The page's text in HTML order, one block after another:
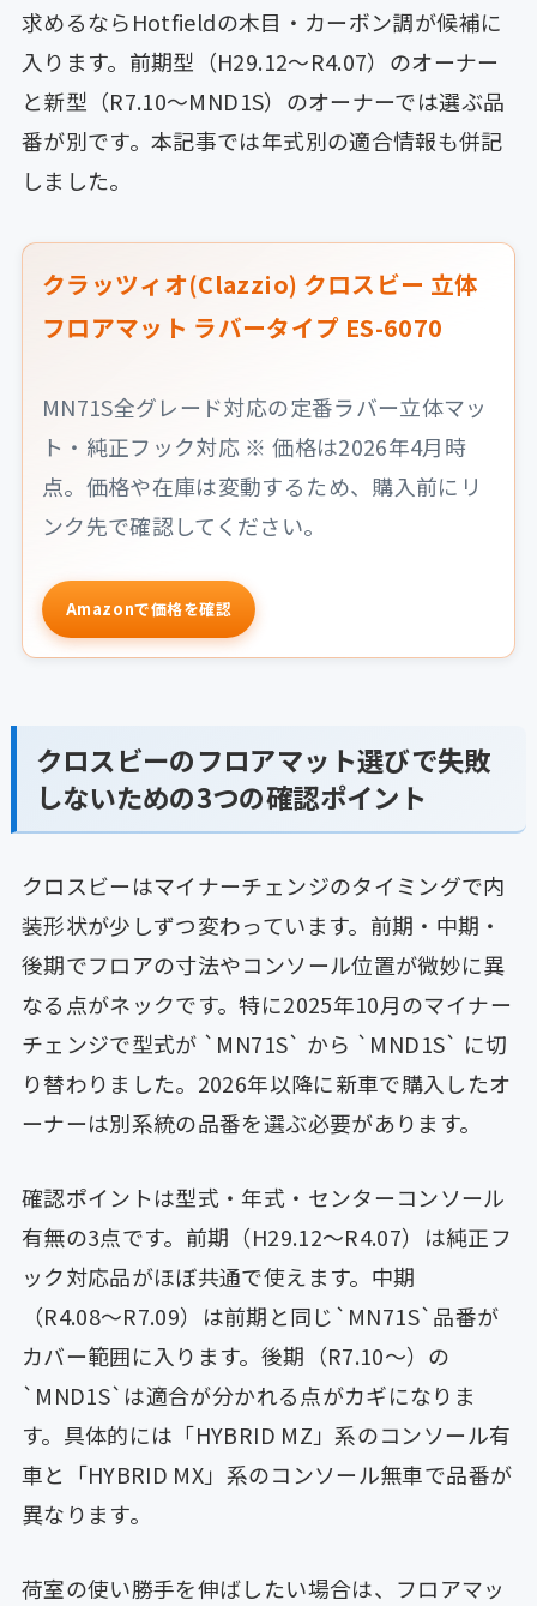
求めるならHotfieldの木目・カーボン調が候補に
入ります。前期型（H29.12〜R4.07）のオーナー
と新型（R7.10〜MND1S）のオーナーでは選ぶ品
番が別です。本記事では年式別の適合情報も併記
しました。
クラッツィオ(Clazzio) クロスビー 立体
フロアマット ラバータイプ ES-6070
MN71S全グレード対応の定番ラバー立体マッ
ト・純正フック対応 ※ 価格は2026年4月時
点。価格や在庫は変動するため、購入前にリ
ンク先で確認してください。
Amazonで価格を確認
クロスビーのフロアマット選びで失敗
しないための3つの確認ポイント
クロスビーはマイナーチェンジのタイミングで内
装形状が少しずつ変わっています。前期・中期・
後期でフロアの寸法やコンソール位置が微妙に異
なる点がネックです。特に2025年10月のマイナー
チェンジで型式が `MN71S` から `MND1S` に切
り替わりました。2026年以降に新車で購入したオ
ーナーは別系統の品番を選ぶ必要があります。
確認ポイントは型式・年式・センターコンソール
有無の3点です。前期（H29.12〜R4.07）は純正フ
ック対応品がほぼ共通で使えます。中期
（R4.08〜R7.09）は前期と同じ`MN71S`品番が
カバー範囲に入ります。後期（R7.10〜）の
`MND1S`は適合が分かれる点がカギになりま
す。具体的には「HYBRID MZ」系のコンソール有
車と「HYBRID MX」系のコンソール無車で品番が
異なります。
荷室の使い勝手を伸ばしたい場合は、フロアマッ